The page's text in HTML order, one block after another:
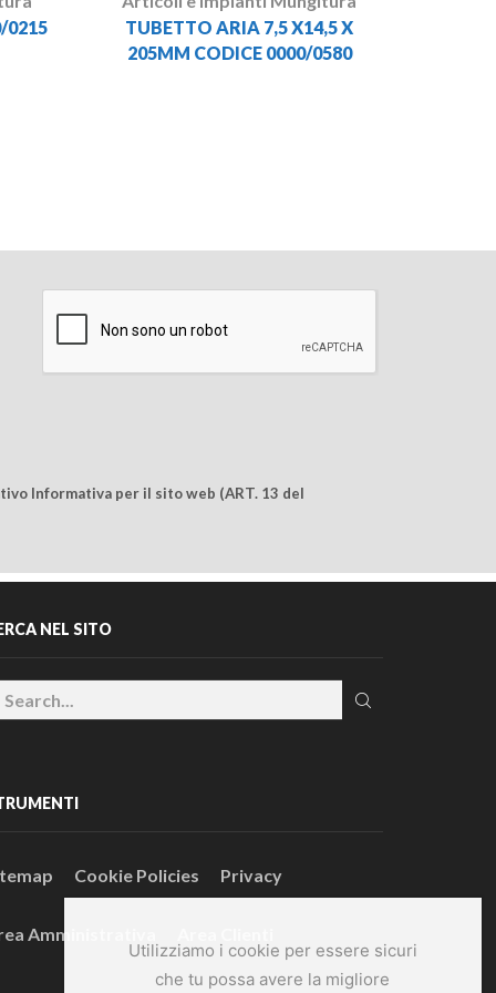
Utilizziamo i cookie per essere sicuri
che tu possa avere la migliore
0215
TUBETTO ARIA 7,5 X14,5 X
205MM CODICE 0000/0580
Informativa per il sito web (ART. 13 del
NEL SITO
Cookie Policies Privacy
Amministrativa